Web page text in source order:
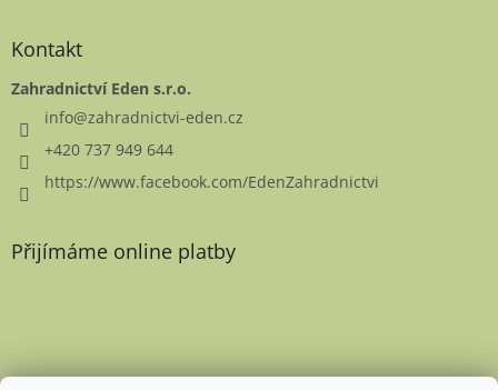
Kontakt
Zahradnictví Eden s.r.o.
info@zahradnictvi-eden.cz
+420 737 949 644
https://www.facebook.com/EdenZahradnictvi
Přijímáme online platby